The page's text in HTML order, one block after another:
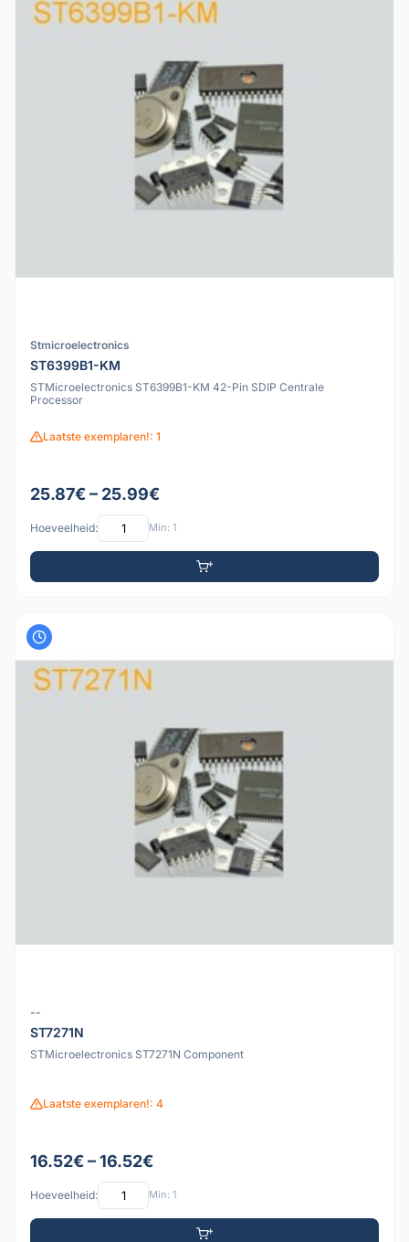
Stmicroelectronics
ST6399B1-KM
STMicroelectronics ST6399B1-KM 42-Pin SDIP Centrale
Processor
Laatste exemplaren!: 1
25.87€ – 25.99€
Hoeveelheid: Min: 1
--
ST7271N
STMicroelectronics ST7271N Component
Laatste exemplaren!: 4
16.52€ – 16.52€
Hoeveelheid: Min: 1